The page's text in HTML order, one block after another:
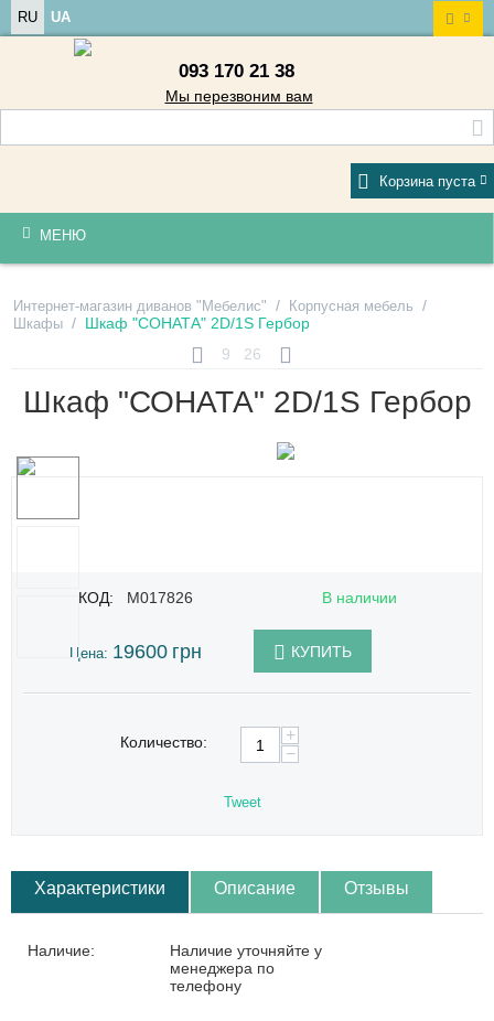
RU UA
093 170 21 38
Мы перезвоним вам
Корзина пуста
МЕНЮ
Интернет-магазин диванов "Мебелис" / Корпусная мебель /
Шкафы / Шкаф "СОНАТА" 2D/1S Гербор
9
26
Шкаф "СОНАТА" 2D/1S Гербор
КОД: M017826 В наличии
Цена: 19600 грн КУПИТЬ
Количество:
+
−
Tweet
Характеристики Описание Отзывы
Наличие:
Наличие уточняйте у
менеджера по
телефону